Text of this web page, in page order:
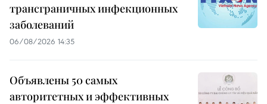
трансграничных инфекционных
заболеваний
06/08/2026 14:35
Объявлены 50 самых
авторитетных и эффективных